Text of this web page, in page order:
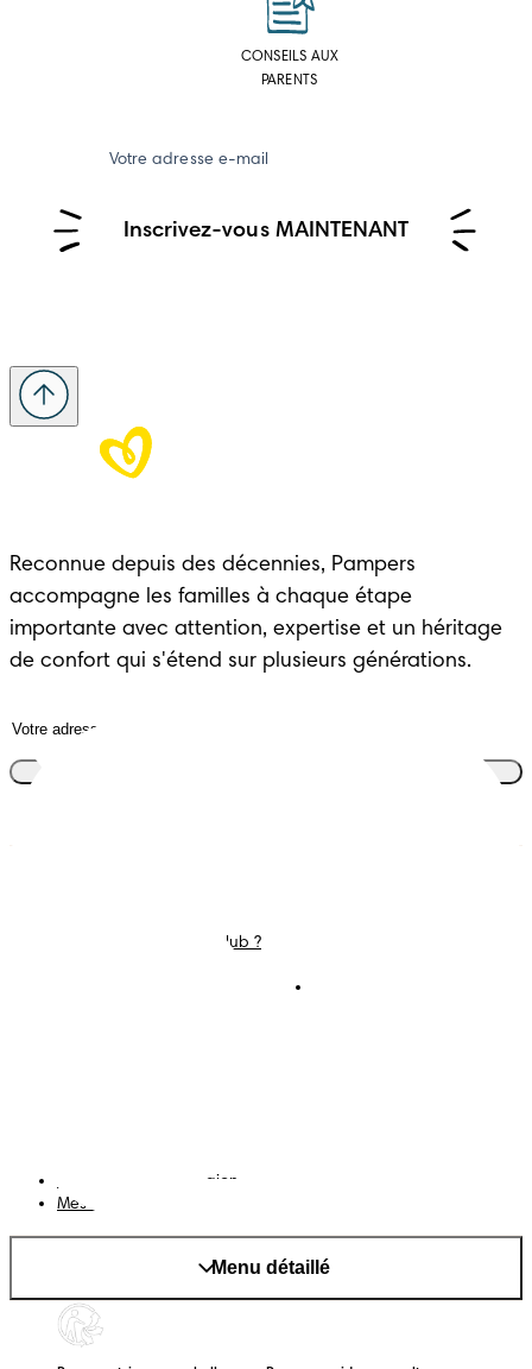
CONSEILS AUX
PARENTS
Votre adresse e-mail
Inscrivez-vous MAINTENANT
Reconnue depuis des décennies, Pampers
accompagne les familles à chaque étape
importante avec attention, expertise et un héritage
de confort qui s'étend sur plusieurs générations.
C'est Quoi Pampers Club ?
Changer le pays/région
Mes données
Menu détaillé